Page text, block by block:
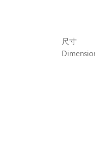
尺寸